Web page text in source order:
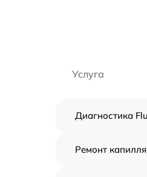
Услуга
Диагностика
Ремонт